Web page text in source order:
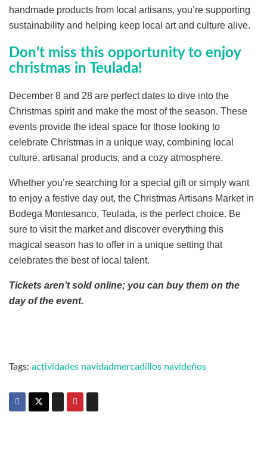
handmade products from local artisans, you’re supporting
sustainability and helping keep local art and culture alive.
Don’t miss this opportunity to enjoy
christmas in Teulada!
December 8 and 28 are perfect dates to dive into the
Christmas spirit and make the most of the season. These
events provide the ideal space for those looking to
celebrate Christmas in a unique way, combining local
culture, artisanal products, and a cozy atmosphere.
Whether you’re searching for a special gift or simply want
to enjoy a festive day out, the Christmas Artisans Market in
Bodega Montesanco, Teulada, is the perfect choice. Be
sure to visit the market and discover everything this
magical season has to offer in a unique setting that
celebrates the best of local talent.
Tickets aren’t sold online; you can buy them on the
day of the event.
Tags: actividades navidadmercadillos navideños